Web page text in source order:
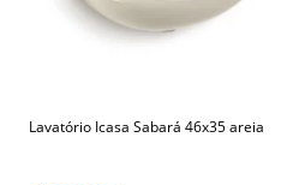
Lavatório Icasa Sabará 46x35 areia